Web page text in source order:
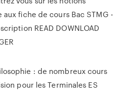
fiche de cours Bac STMG -
READ DOWNLOAD
: de nombreux cours
pour les Terminales ES